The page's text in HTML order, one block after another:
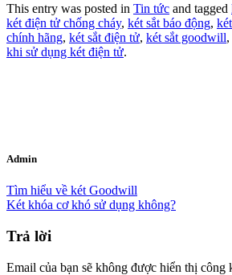
This entry was posted in Tin tức and tagged
két điện tử chống cháy, két sắt báo động,
chính hãng, két sắt điện tử, két sắt goodwill,
khi sử dụng két điện tử.
Admin
Tìm hiểu về két Goodwill
Két khóa cơ khó sử dụng không?
Trả lời
Email của bạn sẽ không được hiển thị công